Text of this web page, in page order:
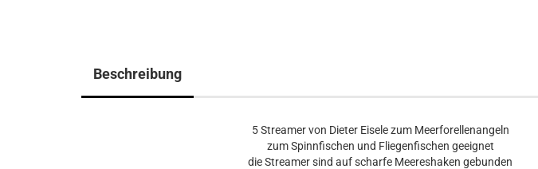
Beschreibung
5 Streamer von Dieter Eisele zum Meerforellenangeln
zum Spinnfischen und Fliegenfischen geeignet
die Streamer sind auf scharfe Meereshaken gebunden